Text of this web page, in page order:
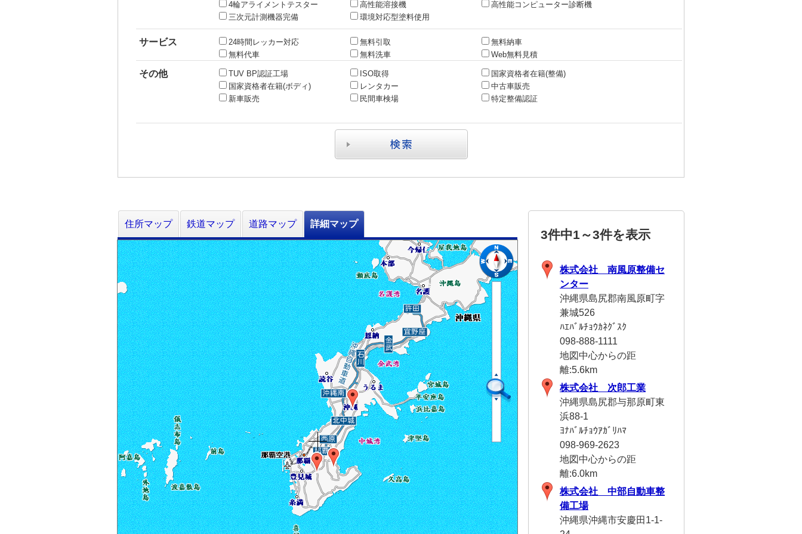
4輪アライメントテスター
高性能溶接機
高性能コンピューター診断機
三次元計測機器完備
環境対応型塗料使用
サービス 24時間レッカー対応 無料引取
無料納車
無料代車
無料洗車 Web無料見積
その他 TUV BP認証工場 ISO取得
国家資格者在籍(整備)
国家資格者在籍(ボディ)
レンタカー
中古車販売
新車販売
民間車検場 特定整備認証
住所マップ 鉄道マップ 道路マップ 詳細マップ
3件中1～3件を表示
株式会社 南風原整備セ
ンター
沖縄県島尻郡南風原町字
兼城526
ﾊｴﾊﾞﾙﾁｮｳｶﾈｸﾞｽｸ
098-888-1111
地図中心からの距
離:5.6km
株式会社 次郎工業
沖縄県島尻郡与那原町東
浜88-1
ﾖﾅﾊﾞﾙﾁｮｳｱｶﾞﾘﾊﾏ
098-969-2623
地図中心からの距
離:6.0km
株式会社 中部自動車整
備工場
沖縄県沖縄市安慶田1-1-